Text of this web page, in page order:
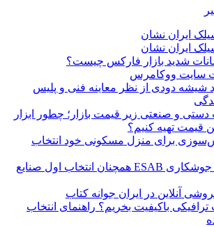
ایران نشان
ایران نشان
شدید بازار فارکس چیست؟
سایت ووکامرس
شیشه دودی از نظر معاینه فنی و پلیس
دستی و صنعتی زیر قیمت بازار؛ چطور ابزار
قیمت تهیه کنیم؟
برای منزل مسکونی خود انتخاب
چرا محصولات جوشکاری ESAB همچنان انتخاب اول صنایع
آنلاین در ایران جوانه کتاب
ترافیکی باکیفیت بخریم؟ راهنمای انتخاب